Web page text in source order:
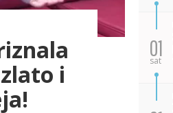
i
01
sat